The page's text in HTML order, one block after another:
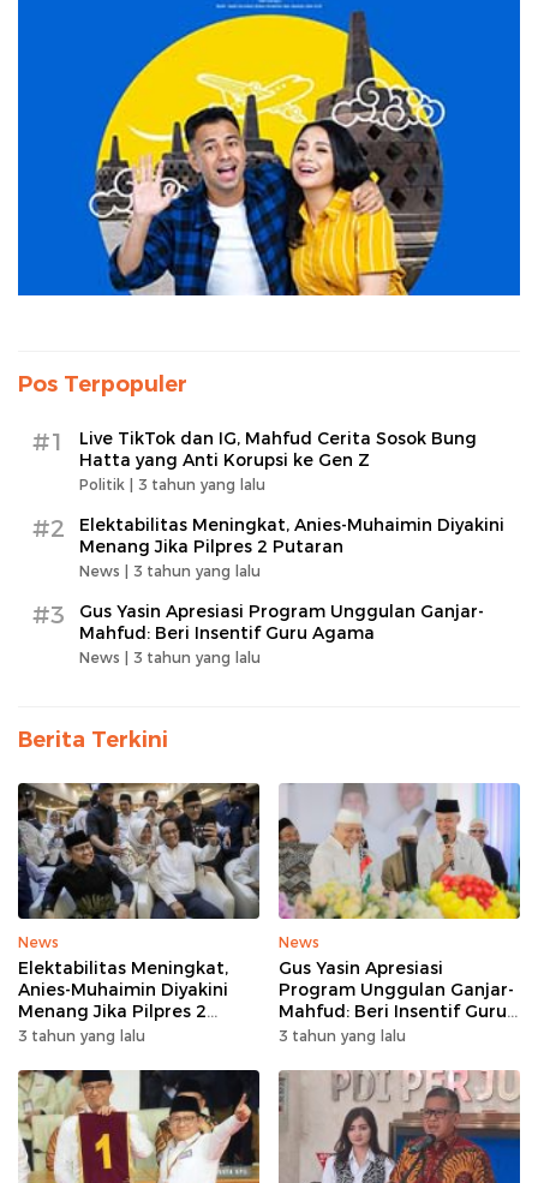
Pos Terpopuler
#1
Live TikTok dan IG, Mahfud Cerita Sosok Bung
Hatta yang Anti Korupsi ke Gen Z
Politik | 3 tahun yang lalu
#2
Elektabilitas Meningkat, Anies-Muhaimin Diyakini
Menang Jika Pilpres 2 Putaran
News | 3 tahun yang lalu
#3
Gus Yasin Apresiasi Program Unggulan Ganjar-
Mahfud: Beri Insentif Guru Agama
News | 3 tahun yang lalu
Berita Terkini
News
Elektabilitas Meningkat,
Anies-Muhaimin Diyakini
Menang Jika Pilpres 2
Putaran
3 tahun yang lalu
News
Gus Yasin Apresiasi
Program Unggulan Ganjar-
Mahfud: Beri Insentif Guru
Agama
3 tahun yang lalu